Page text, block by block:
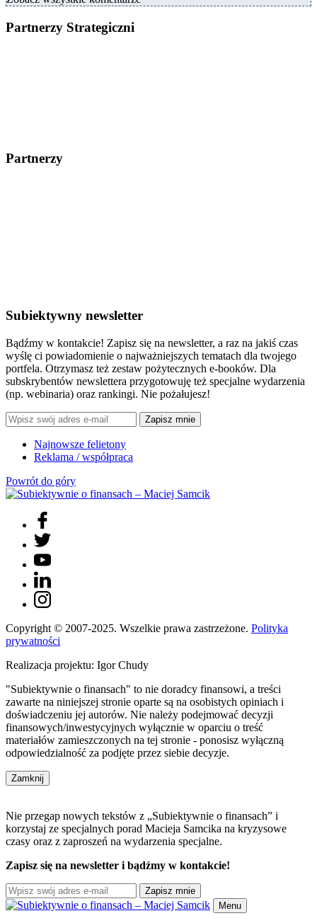
Partnerzy Strategiczni
Partnerzy
Subiektywny newsletter
Bądźmy w kontakcie! Zapisz się na newsletter, a raz na jakiś czas
wyślę ci powiadomienie o najważniejszych tematach dla twojego
portfela. Otrzymasz też zestaw pożytecznych e-booków. Dla
subskrybentów newslettera przygotowuję też specjalne wydarzenia
(np. webinaria) oraz rankingi. Nie pożałujesz!
Zapisz mnie
Najnowsze felietony
Reklama / współpraca
Powrót do góry
Copyright © 2007-2025. Wszelkie prawa zastrzeżone. Polityka
prywatności
Realizacja projektu: Igor Chudy
"Subiektywnie o finansach" to nie doradcy finansowi, a treści
zawarte na niniejszej stronie oparte są na osobistych opiniach i
doświadczeniu jej autorów. Nie należy podejmować decyzji
finansowych/inwestycyjnych wyłącznie w oparciu o treść
materiałów zamieszczonych na tej stronie - ponosisz wyłączną
odpowiedzialność za podjęte przez siebie decyzje.
Zamknij
Nie przegap nowych tekstów z „Subiektywnie o finansach” i
korzystaj ze specjalnych porad Macieja Samcika na kryzysowe
czasy oraz z zaproszeń na wydarzenia specjalne.
Zapisz się na newsletter i bądźmy w kontakcie!
Zapisz mnie
Menu